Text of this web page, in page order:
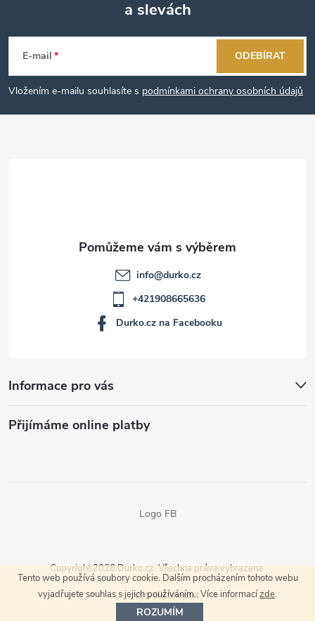
Tento web používá soubory cookie. Dalším procházením tohoto webu
vyjadřujete souhlas s jejich používáním.. Více informacízde.
ROZUMÍM
p
a
a slevách
E-mail
Vložením e-mailu souhlasíte s podmínkami ochrany osobních údajů
ODEBÍRAT
Informace pro vás
Přijímáme online platby
info@durko.cz
+421908665636
Durko.cz na Facebooku
Logo FB
Vytvořil Shoptet
Copyright 2026 Durko.cz. Všechna práva vyhrazena.